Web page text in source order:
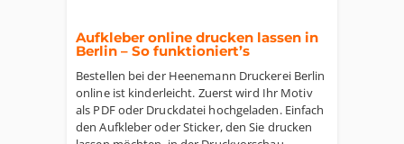
Aufkleber online drucken lassen in
Berlin – So funktioniert’s
Bestellen bei der Heenemann Druckerei Berlin
online ist kinderleicht. Zuerst wird Ihr Motiv
als PDF oder Druckdatei hochgeladen. Einfach
den Aufkleber oder Sticker, den Sie drucken